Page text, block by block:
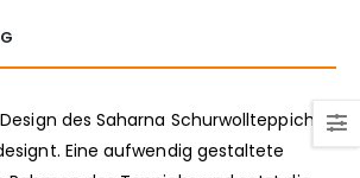
des Saharna Schurwollteppichs
Eine aufwendig gestaltete